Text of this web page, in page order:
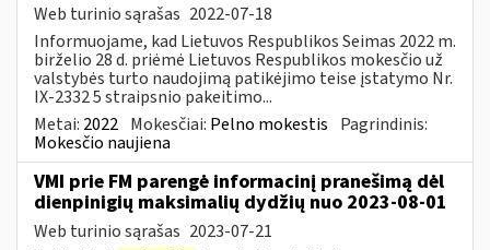
Web turinio sąrašas 2022-07-18
Informuojame, kad Lietuvos Respublikos Seimas 2022 m.
birželio 28 d. priėmė Lietuvos Respublikos mokesčio už
valstybės turto naudojimą patikėjimo teise įstatymo Nr.
IX-2332 5 straipsnio pakeitimo...
Metai: 2022 Mokesčiai: Pelno mokestis Pagrindinis:
Mokesčio naujiena
VMI prie FM parengė informacinį pranešimą dėl
dienpinigių maksimalių dydžių nuo 2023-08-01
Web turinio sąrašas 2023-07-21